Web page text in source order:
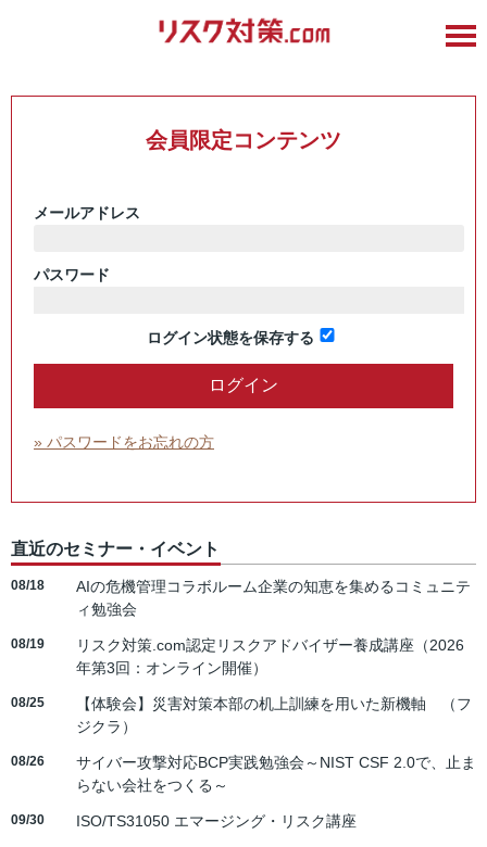
会員限定コンテンツ
メールアドレス
パスワード
ログイン状態を保存する
» パスワードをお忘れの方
直近のセミナー・イベント
08/18
AIの危機管理コラボルーム企業の知恵を集めるコミュニテ
ィ勉強会
08/19
リスク対策.com認定リスクアドバイザー養成講座（2026
年第3回：オンライン開催）
08/25
【体験会】災害対策本部の机上訓練を用いた新機軸 （フ
ジクラ）
08/26
サイバー攻撃対応BCP実践勉強会～NIST CSF 2.0で、止ま
らない会社をつくる～
09/30 ISO/TS31050 エマージング・リスク講座